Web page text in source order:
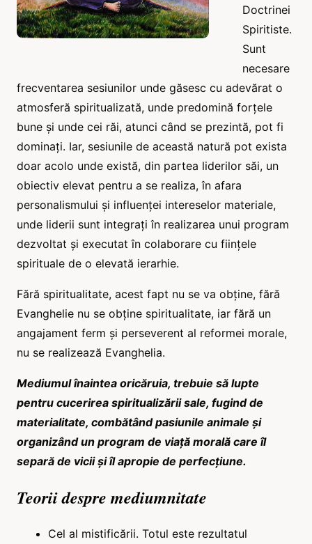
Doctrinei
Spiritiste.
Sunt
necesare
frecventarea sesiunilor unde găsesc cu adevărat o
atmosferă spiritualizată, unde predomină forțele
bune și unde cei răi, atunci când se prezintă, pot fi
dominați. Iar, sesiunile de această natură pot exista
doar acolo unde există, din partea liderilor săi, un
obiectiv elevat pentru a se realiza, în afara
personalismului și influenței intereselor materiale,
unde liderii sunt integrați în realizarea unui program
dezvoltat și executat în colaborare cu ființele
spirituale de o elevată ierarhie.
Fără spiritualitate, acest fapt nu se va obține, fără
Evanghelie nu se obține spiritualitate, iar fără un
angajament ferm și perseverent al reformei morale,
nu se realizează Evanghelia.
Mediumul înaintea oricăruia, trebuie să lupte
pentru cucerirea spiritualizării sale, fugind de
materialitate, combătând pasiunile animale și
organizând un program de viață morală care îl
separă de vicii și îl apropie de perfecțiune.
Teorii despre mediumnitate
Cel al mistificării. Totul este rezultatul